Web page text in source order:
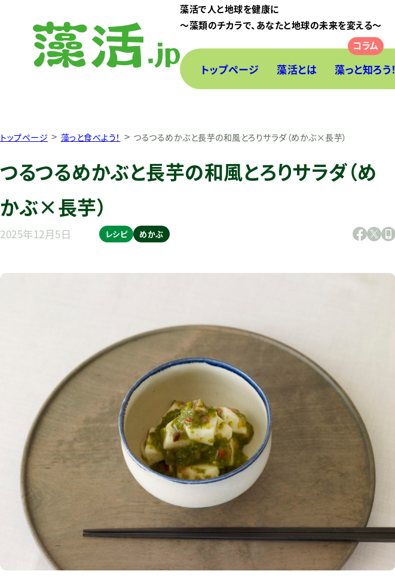
藻活で人と地球を健康に
〜藻類のチカラで、あなたと地球の未来を変える〜
トップページ 藻活とは 藻っと知ろう！
トップページ > 藻っと食べよう！ > つるつるめかぶと長芋の和風とろりサラダ（めかぶ×長芋）
つるつるめかぶと長芋の和風とろりサラダ（め
かぶ×長芋）
2025年12月5日 レシピ めかぶ